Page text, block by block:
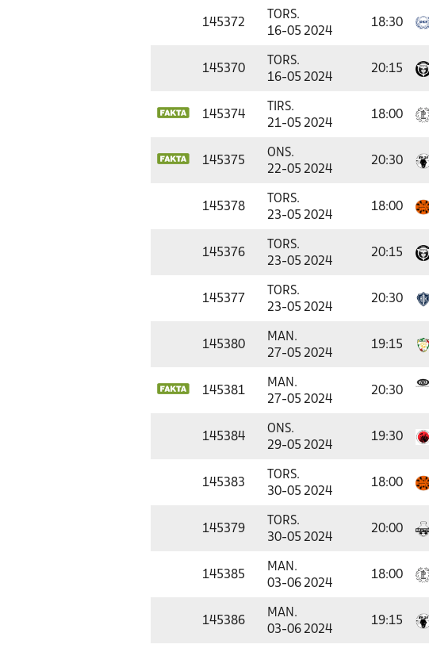
145372
TORS.
16-05 2024
18:30
145370
TORS.
16-05 2024
20:15
145374
TIRS.
21-05 2024
18:00
145375
ONS.
22-05 2024
20:30
145378
TORS.
23-05 2024
18:00
145376
TORS.
23-05 2024
20:15
145377
TORS.
23-05 2024
20:30
145380
MAN.
27-05 2024
19:15
145381
MAN.
27-05 2024
20:30
145384
ONS.
29-05 2024
19:30
145383
TORS.
30-05 2024
18:00
145379
TORS.
30-05 2024
20:00
145385
MAN.
03-06 2024
18:00
145386
MAN.
03-06 2024
19:15